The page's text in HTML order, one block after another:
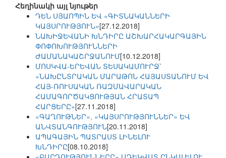
Հեղինակի այլ նյութեր
ԴԵՆ ՍՅԱՈՊԻՆ ԵՎ «ԳԻՏՆԱԿԱՆՆԵՐԻ
ԿԱՅՍՐՈՒԹՅՈՒՆ»[27.12.2018]
ՆԱԽԻՋԵՎԱՆԻ ԽՆԴԻՐԸ ԱՇԽԱՐՀԱԿԱՐԳԱՅԻՆ
ՓՈՓՈԽՈՒԹՅՈՒՆՆԵՐԻ
ԺԱՄԱՆԱԿԱՇՐՋԱՆՈՒՄ[10.12.2018]
ՄՈՍԿՎԱ-ԵՐԵՎԱՆ ՏԵՍԱԿԱՄՈՒՐՋ՝
«ՆԱԽԸՆՏՐԱԿԱՆ ՄԱՐԱԹՈՆ ՀԱՅԱՍՏԱՆՈՒՄ ԵՎ
ՀԱՅ-ՌՈՒՍԱԿԱՆ ՌԱԶՄԱՎԱՐԱԿԱՆ
ՀԱՄԱԳՈՐԾԱԿՑՈՒԹՅԱՆ ՀՐԱՏԱՊ
ՀԱՐՑԵՐԸ»[27.11.2018]
«ԳԱՂՈՒԹՆԵՐ», «ԿԱՅՍՐՈՒԹՅՈՒՆՆԵՐ» ԵՎ
ԱՆՎՏԱՆԳՈՒԹՅՈՒՆ[20.11.2018]
ԱՊԱԳԱՅԻՆ ՊԱՏՐԱՍՏ ԼԻՆԵԼՈՒ
ԽՆԴԻՐԸ[08.10.2018]